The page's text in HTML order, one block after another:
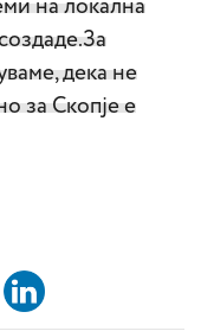
на локална
дека не
за Скопје е